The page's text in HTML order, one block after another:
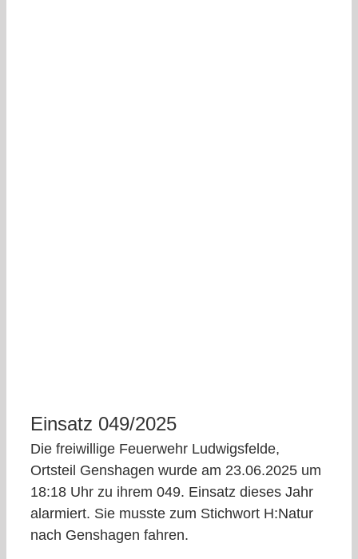
Einsatz 049/2025
Die freiwillige Feuerwehr Ludwigsfelde,
Ortsteil Genshagen wurde am 23.06.2025 um
18:18 Uhr zu ihrem 049. Einsatz dieses Jahr
alarmiert. Sie musste zum Stichwort H:Natur
nach Genshagen fahren.